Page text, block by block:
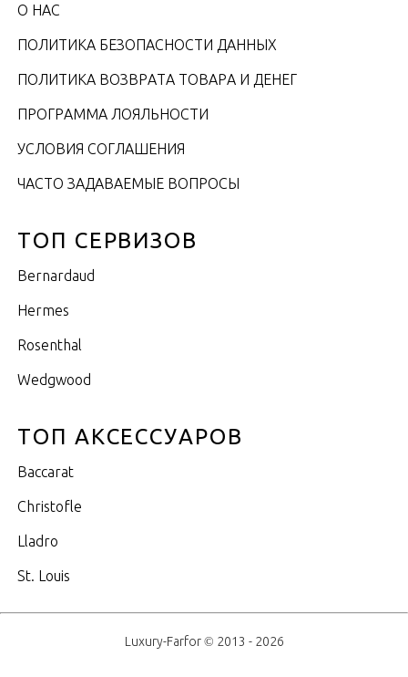
О НАС
ПОЛИТИКА БЕЗОПАСНОСТИ ДАННЫХ
ПОЛИТИКА ВОЗВРАТА ТОВАРА И ДЕНЕГ
ПРОГРАММА ЛОЯЛЬНОСТИ
УСЛОВИЯ СОГЛАШЕНИЯ
ЧАСТО ЗАДАВАЕМЫЕ ВОПРОСЫ
ТОП СЕРВИЗОВ
Bernardaud
Hermes
Rosenthal
Wedgwood
ТОП АКСЕССУАРОВ
Baccarat
Christofle
Lladro
St. Louis
Luxury-Farfor © 2013 - 2026